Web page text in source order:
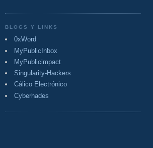
BLOGS Y LINKS
0xWord
MyPublicInbox
MyPublicimpact
Singularity-Hackers
Cálico Electrónico
Cyberhades